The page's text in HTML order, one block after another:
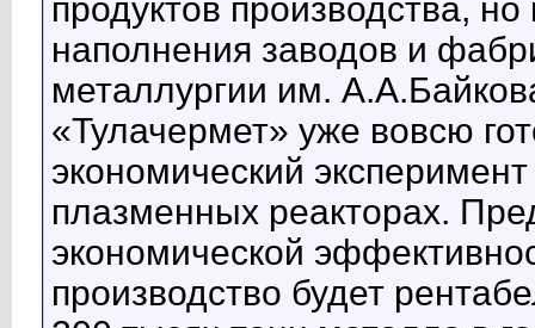
продуктов производства, но
наполнения заводов и
металлургии им.
«Тулачермет» уже вовсю
экономический
плазменных реакторах.
экономической
производство будет